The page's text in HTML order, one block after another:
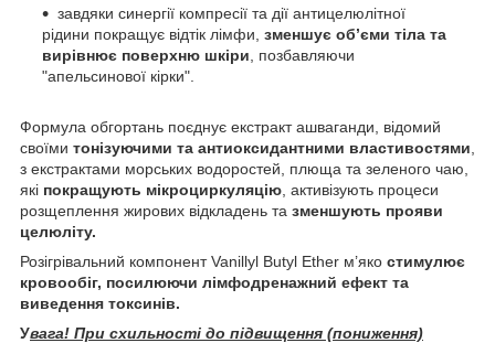
завдяки синергії компресії та дії антицелюлітної
рідини покращує відтік лімфи, зменшує обʼєми тіла та
вирівнює поверхню шкіри , позбавляючи
"апельсинової кірки".
Формула обгортань поєднує екстракт ашваганди, відомий
своїми тонізуючими та антиоксидантними властивостями
з екстрактами морських водоростей, плюща та зеленого чаю,
які покращують мікроциркуляцію , активізують процеси
розщеплення жирових відкладень та зменшують прояви
целюліту.​​​​​​​
Розігрівальний компонент Vanillyl Butyl Ether м’яко стимулює
кровообіг, посилюючи лімфодренажний ефект та
виведення токсинів.
Увага! При схильності до підвищення (пониження)